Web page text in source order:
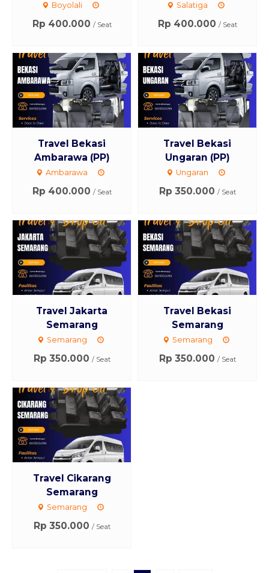
Boyolali
Rp 400.000 / Seat
Salatiga
Rp 400.000 / Seat
Travel Bekasi
Ambarawa (PP)
Ambarawa
Rp 400.000 / Seat
Travel Bekasi
Ungaran (PP)
Ungaran
Rp 350.000 / Seat
Travel Jakarta
Semarang
Semarang
Rp 350.000 / Seat
Travel Bekasi
Semarang
Semarang
Rp 350.000 / Seat
Travel Cikarang
Semarang
Semarang
Rp 350.000 / Seat